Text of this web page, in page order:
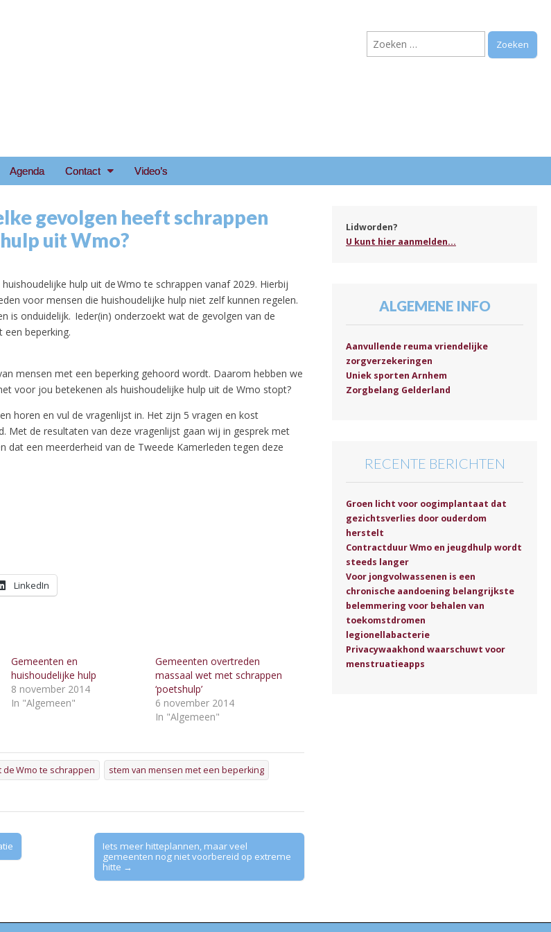
Arnhem e.o.
Zoeken
naar:
Agenda Contact Video’s
gevolgen heeft schrappen
uit Wmo?
hulp uit de Wmo te schrappen vanaf 2029. Hierbij
voor mensen die huishoudelijke hulp niet zelf kunnen regelen.
is onduidelijk. Ieder(in) onderzoekt wat de gevolgen van de
beperking.
mensen met een beperking gehoord wordt. Daarom hebben we
voor jou betekenen als huishoudelijke hulp uit de Wmo stopt?
horen en vul de vragenlijst in. Het zijn 5 vragen en kost
Met de resultaten van deze vragenlijst gaan wij in gesprek met
dat een meerderheid van de Tweede Kamerleden tegen deze
LinkedIn
Gemeenten en
huishoudelijke hulp
8 november 2014
In "Algemeen"
Gemeenten overtreden
massaal wet met schrappen
‘poetshulp’
6 november 2014
In "Algemeen"
Wmo te schrappen
stem van mensen met een beperking
Iets meer hitteplannen, maar veel
gemeenten nog niet voorbereid op extreme
hitte →
Lidworden?
U kunt hier aanmelden...
ALGEMENE INFO
Aanvullende reuma vriendelijke
zorgverzekeringen
Uniek sporten Arnhem
Zorgbelang Gelderland
RECENTE BERICHTEN
Groen licht voor oogimplantaat dat
gezichtsverlies door ouderdom
herstelt
Contractduur Wmo en jeugdhulp wordt
steeds langer
Voor jongvolwassenen is een
chronische aandoening belangrijkste
belemmering voor behalen van
toekomstdromen
legionellabacterie
Privacywaakhond waarschuwt voor
menstruatieapps